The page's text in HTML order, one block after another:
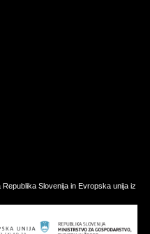
Slovenija in Evropska unija iz